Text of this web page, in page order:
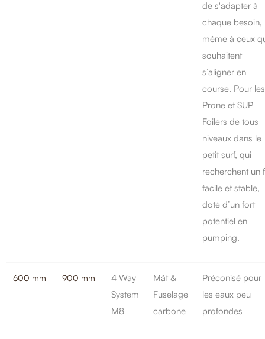
de s'adapter à
chaque besoin,
même à ceux
souhaitent
s’aligner en
course. Pour les
Prone et SUP
Foilers de tous
niveaux dans le
petit surf, qui
recherchent un
facile et stable,
doté d’un fort
potentiel en
pumping.
600 mm 900 mm
4 Way
System
M8
Mât &
Fuselage
carbone
Préconisé pour
les eaux peu
profondes